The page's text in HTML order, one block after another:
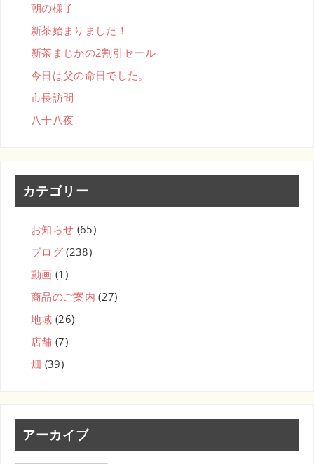
朝の様子
新茶始まりました！
新茶まじかの2割引セール
今日は父の命日でした。
市長訪問
八十八夜
カテゴリー
お知らせ (65)
ブログ(238)
動画 (1)
商品のご案内 (27)
地域 (26)
店舗 (7)
畑 (39)
アーカイブ